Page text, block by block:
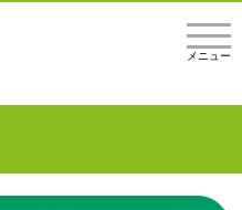
メニュー